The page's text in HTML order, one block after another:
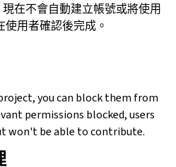
現在不會自動建立帳號或將使用
用者確認後完成。
you can block them from
permissions blocked, users
won't be able to contribute.